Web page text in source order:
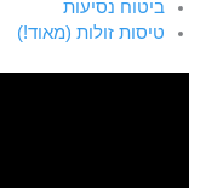
ביטוח נסיעות
טיסות זולות (מאוד!)